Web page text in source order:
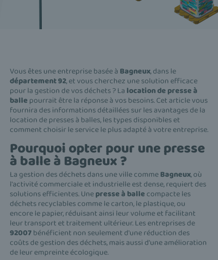
Vous êtes une entreprise basée à Bagneux, dans le
département 92, et vous cherchez une solution efficace
pour la gestion de vos déchets ? La location de presse à
balle pourrait être la réponse à vos besoins. Cet article vous
fournira des informations détaillées sur les avantages de la
location de presses à balles, les types disponibles et
comment choisir le service le plus adapté à votre entreprise.
Pourquoi opter pour une presse
à balle à Bagneux ?
La gestion des déchets dans une ville commeBagneux, où
l'activité commerciale et industrielle est dense, requiert des
solutions efficientes. Unepresse à balle compacte les
déchets recyclables comme le carton, le plastique, ou
encore le papier, réduisant ainsi leur volume et facilitant
leur transport et traitement ultérieur. Les entreprises de
92007bénéficient non seulement d'une réduction des
coûts de gestion des déchets, mais aussi d'une amélioration
de leur empreinte écologique.